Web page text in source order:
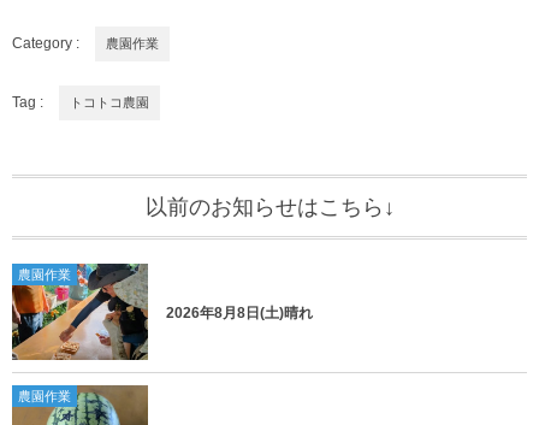
Category : 農園作業
Tag : トコトコ農園
以前のお知らせはこちら↓
農園作業
2026年8月8日(土)晴れ
農園作業